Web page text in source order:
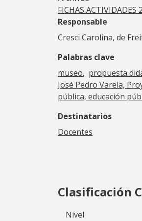
FICHAS ACTIVIDADES
Responsable
Cresci Carolina, de
Palabras clave
museo
propuesta
José Pedro Varela,
pública, educación
Destinatarios
Docentes
Clasificación
Nivel